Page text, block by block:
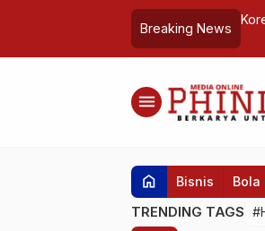
Breaking News
menu
home Bisnis Bola
TRENDING TAGS